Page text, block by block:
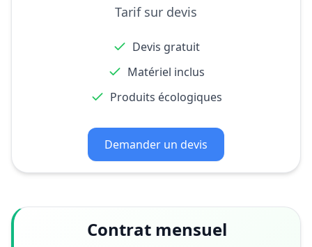
Tarif sur devis
Devis gratuit
Matériel inclus
Produits écologiques
Demander un devis
Contrat mensuel